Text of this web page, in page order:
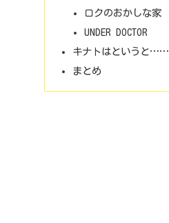
ロクのおかしな家
UNDER DOCTOR
キナトはというと……
まとめ